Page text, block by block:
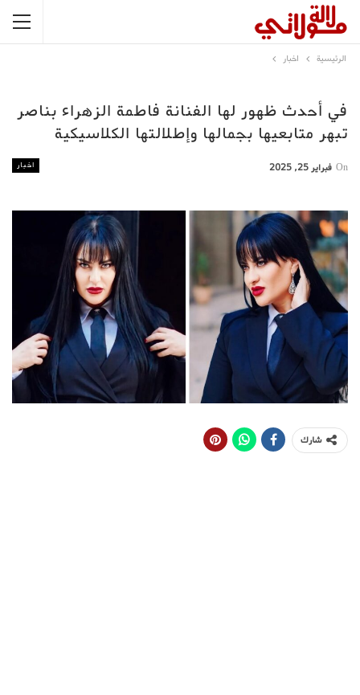
الرئيسية اخبار
في أحدث ظهور لها الفنانة فاطمة الزهراء بناصر
تبهر متابعيها بجمالها وإطلالتها الكلاسيكية
اخبار On فبراير 25, 2025
شارك